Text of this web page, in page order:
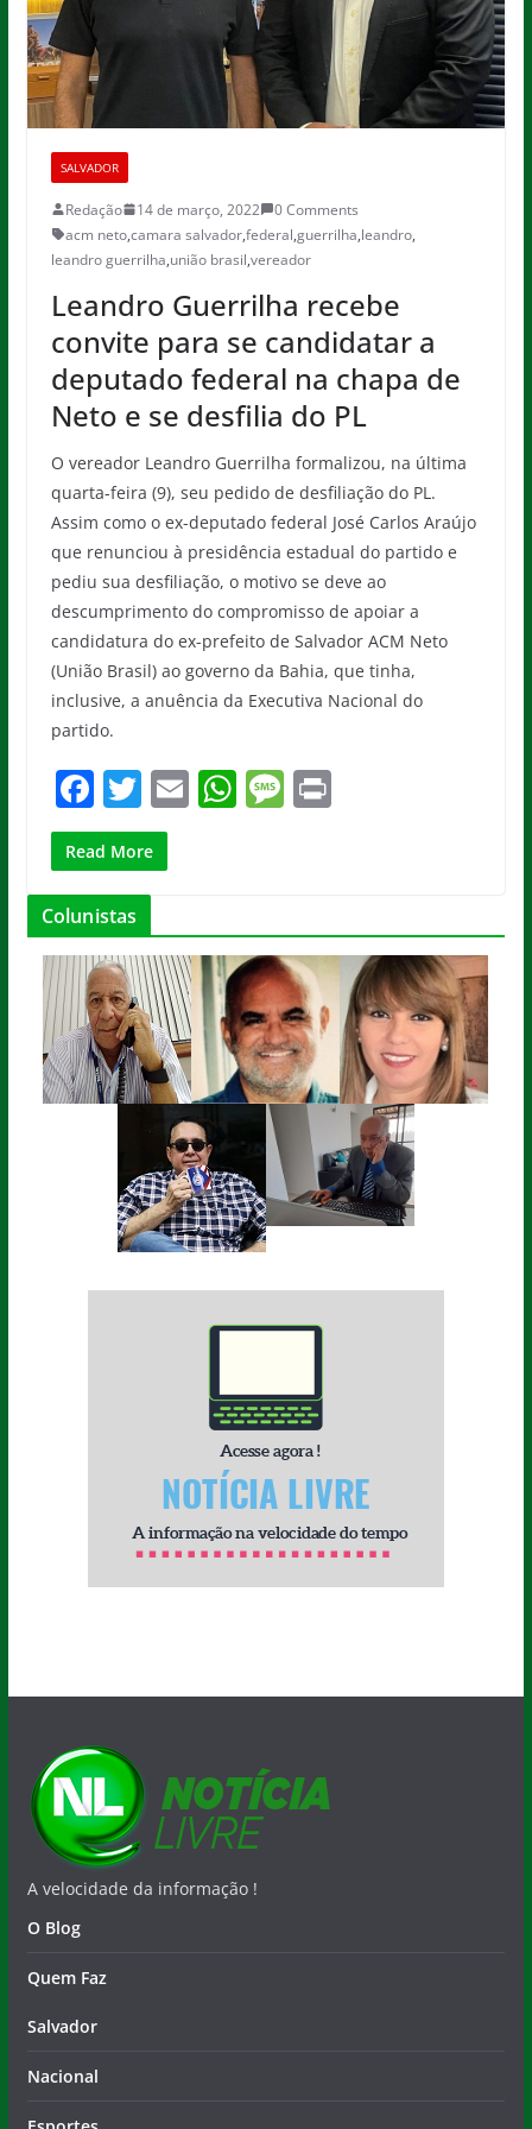
SALVADOR
Redação 14 de março, 2022
0 Comments
acm neto,camara salvador,federal,guerrilha,leandro,
leandro guerrilha,união brasil,vereador
Leandro Guerrilha recebe
convite para se candidatar a
deputado federal na chapa de
Neto e se desfilia do PL
O vereador Leandro Guerrilha formalizou, na última
quarta-feira (9), seu pedido de desfiliação do PL.
Assim como o ex-deputado federal José Carlos Araújo
que renunciou à presidência estadual do partido e
pediu sua desfiliação, o motivo se deve ao
descumprimento do compromisso de apoiar a
candidatura do ex-prefeito de Salvador ACM Neto
(União Brasil) ao governo da Bahia, que tinha,
inclusive, a anuência da Executiva Nacional do
partido.
F
a
c
e
b
o
o
k
T
w
itt
er
E W
A
p
p
M
g
e
Pr
Read More
Colunistas
A velocidade da informação !
O Blog
Quem Faz
Salvador
Nacional